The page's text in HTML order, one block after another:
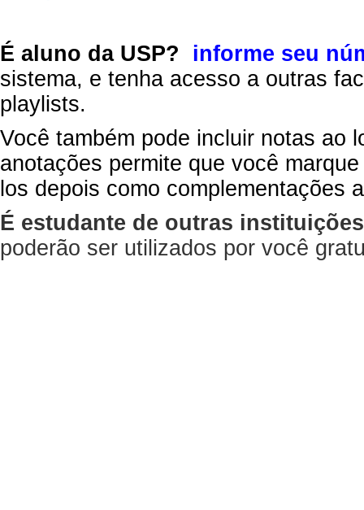
É aluno da USP?
informe seu
sistema, e tenha acesso a outras
playlists.
Você também pode incluir notas ao
anotações permite que você
los depois como complementações
É estudante de outras
poderão ser utilizados por você